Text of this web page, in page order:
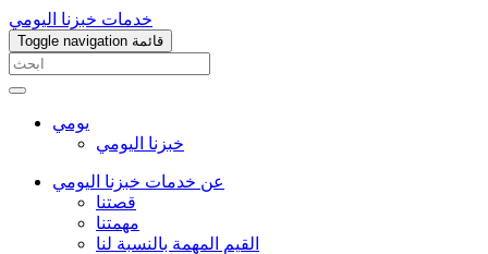
خدمات خبزنا اليومي
Toggle navigation قائمة
يومي
خبزنا اليومي
عن خدمات خبزنا اليومي
قصتنا
مهمتنا
القيم المهمة بالنسبة لنا